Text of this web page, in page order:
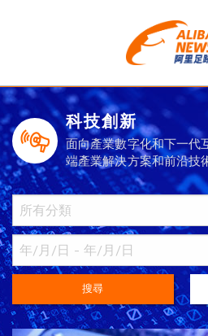
科技創新
面向產業數字化和下一代
端產業解決方案和前沿技
搜尋